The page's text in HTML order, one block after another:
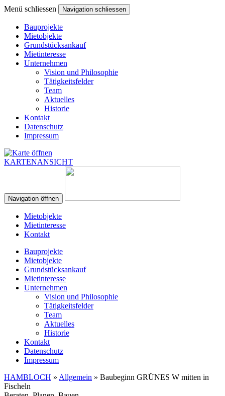
Menü schliessen Navigation schliessen
Bauprojekte
Mietobjekte
Grundstücksankauf
Mietinteresse
Unternehmen
Vision und Philosophie
Tätigkeitsfelder
Team
Aktuelles
Historie
Kontakt
Datenschutz
Impressum
KARTENANSICHT
Navigation öffnen
Mietobjekte
Mietinteresse
Kontakt
Bauprojekte
Mietobjekte
Grundstücksankauf
Mietinteresse
Unternehmen
Vision und Philosophie
Tätigkeitsfelder
Team
Aktuelles
Historie
Kontakt
Datenschutz
Impressum
HAMBLOCH » Allgemein » Baubeginn GRÜNES W mitten in
Fischeln